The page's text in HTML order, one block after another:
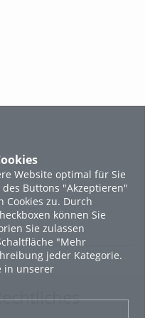
Website optimal für Sie
Buttons "Akzeptieren"
Cookies zu. Durch
können Sie
Sie zulassen
"Mehr
jeder Kategorie.
in unserer